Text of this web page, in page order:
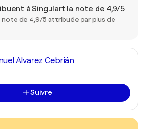
à Singulart la note de 4,9/5
note de 4,9/5 attribuée par plus de
Alvarez Cebrián
Suivre